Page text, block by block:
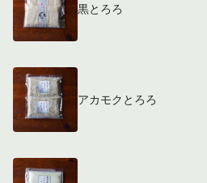
黒とろろ
アカモクとろろ